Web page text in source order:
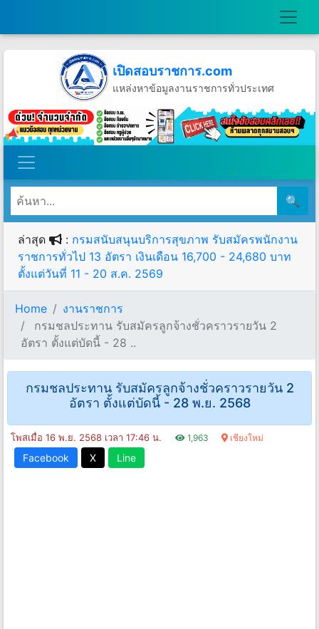
เปิดสอบราชการ.com
แหล่งหาข้อมูลงานราชการทั่วประเทศ
วันศุกร์ที่ 7 เดือนสิงหาคม พ.ศ.2569
🔍
ล่าสุด : กรมสนับสนุนบริการสุขภาพ รับสมัครพนักงาน
ราชการทั่วไป 13 อัตรา เงินเดือน 16,700 - 24,680 บาท
ตั้งแต่วันที่ 11 - 20 ส.ค. 2569
Home
งานราชการ
กรมชลประทาน รับสมัครลูกจ้างชั่วคราวรายวัน 2
อัตรา ตั้งแต่บัดนี้ - 28 ..
กรมชลประทาน รับสมัครลูกจ้างชั่วคราวรายวัน 2
อัตรา ตั้งแต่บัดนี้ - 28 พ.ย. 2568
โพสเมื่อ 16 พ.ย. 2568 เวลา 17:46 น. 1,963 เชียงใหม่
Facebook X Line